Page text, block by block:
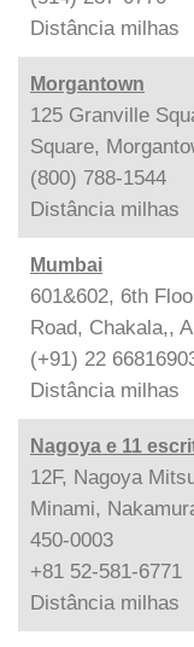
Distância milhas
Morgantown
125 Granville
Square,
(800) 788-1544
Distância milhas
Mumbai
601&602, 6th
Road, Chakala,,
(+91) 22
Distância milhas
Nagoya e 11
12F, Nagoya
Minami,
450-0003
+81 52-581-6771
Distância milhas